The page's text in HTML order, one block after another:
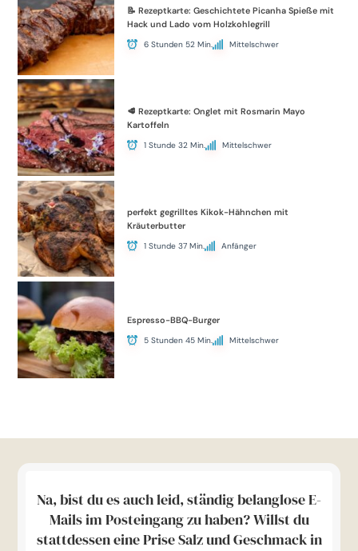
📝 Rezeptkarte: Geschichtete Picanha Spieße mit
Hack und Lado vom Holzkohlegrill
6 Stunden 52 Min. Mittelschwer
🥩 Rezeptkarte: Onglet mit Rosmarin Mayo
Kartoffeln
1 Stunde 32 Min. Mittelschwer
perfekt gegrilltes Kikok-Hähnchen mit
Kräuterbutter
1 Stunde 37 Min. Anfänger
Espresso-BBQ-Burger
5 Stunden 45 Min. Mittelschwer
Na, bist du es auch leid, ständig belanglose E-
Mails im Posteingang zu haben? Willst du
stattdessen eine Prise Salz und Geschmack in